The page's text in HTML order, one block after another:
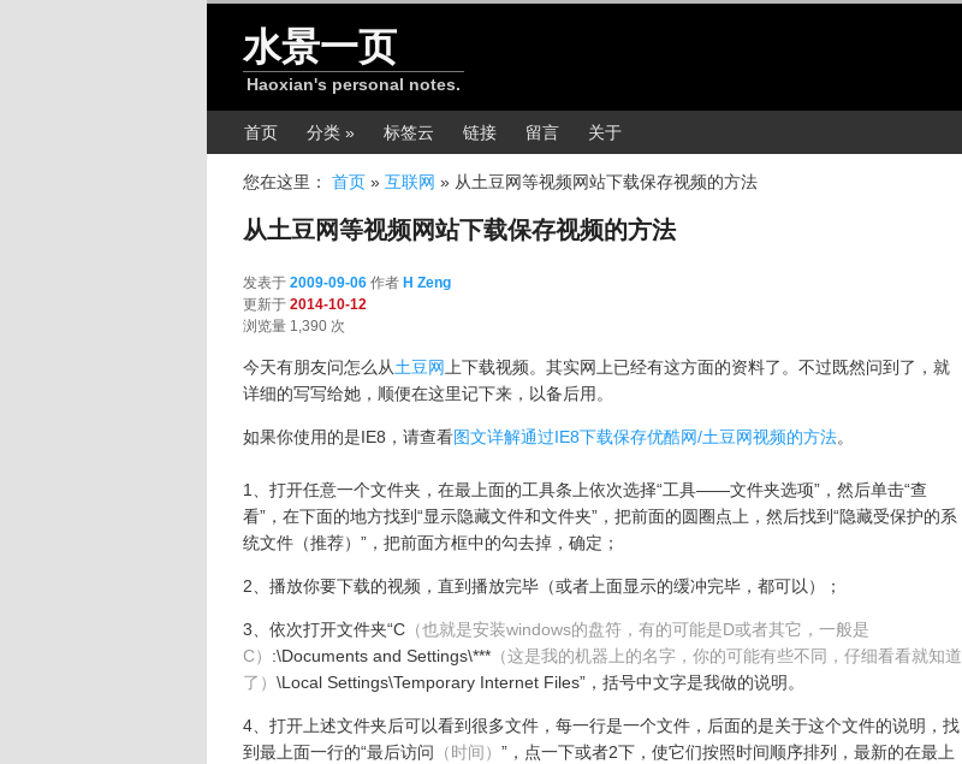
水景一页
Haoxian's personal notes.
主菜单首页 分类 » 标签云 链接 留言 关于
您在这里： 首页 » 互联网 » 从土豆网等视频网站下载保存视频的方法
从土豆网等视频网站下载保存视频的方法
发表于 2009-09-06 作者 H Zeng
更新于 2014-10-12
浏览量 1,390 次
今天有朋友问怎么从土豆网上下载视频。其实网上已经有这方面的资料了。不过既然问到了，就
详细的写写给她，顺便在这里记下来，以备后用。
如果你使用的是IE8，请查看图文详解通过IE8下载保存优酷网/土豆网视频的方法。
1、打开任意一个文件夹，在最上面的工具条上依次选择“工具——文件夹选项”，然后单击“查
看”，在下面的地方找到“显示隐藏文件和文件夹”，把前面的圆圈点上，然后找到“隐藏受保护的系
统文件（推荐）”，把前面方框中的勾去掉，确定；
2、播放你要下载的视频，直到播放完毕（或者上面显示的缓冲完毕，都可以）；
3、依次打开文件夹“C （也就是安装windows的盘符，有的可能是D或者其它，一般是
C） :\Documents and Settings\*** （这是我的机器上的名字，你的可能有些不同，仔细看看就知道
了） \Local Settings\Temporary Internet Files”，括号中文字是我做的说明。
4、打开上述文件夹后可以看到很多文件，每一行是一个文件，后面的是关于这个文件的说明，找
到最上面一行的“最后访问 （时间） ”，点一下或者2下，使它们按照时间顺序排列，最新的在最上